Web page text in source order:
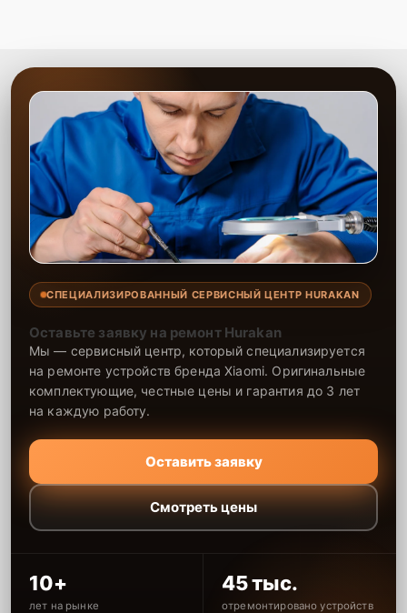
СПЕЦИАЛИЗИРОВАННЫЙ СЕРВИСНЫЙ ЦЕНТР HURAKAN
Оставьте заявку на ремонт Hurakan
Мы — сервисный центр, который специализируется
на ремонте устройств бренда Xiaomi. Оригинальные
комплектующие, честные цены и гарантия до 3 лет
на каждую работу.
Оставить заявку
Смотреть цены
10+
лет на рынке
45 тыс.
отремонтировано устройств